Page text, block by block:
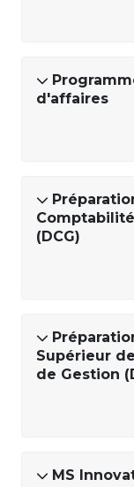
d'affaires
(DCG)
Supérieur
de Gestion
MS